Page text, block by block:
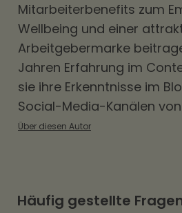
Mitarbeiterbenefits zum
Wellbeing und einer
Arbeitgebermarke
Jahren Erfahrung im
sie ihre Erkenntnisse im
Social-Media-Kanälen
Über diesen Autor
Häufig gestellte